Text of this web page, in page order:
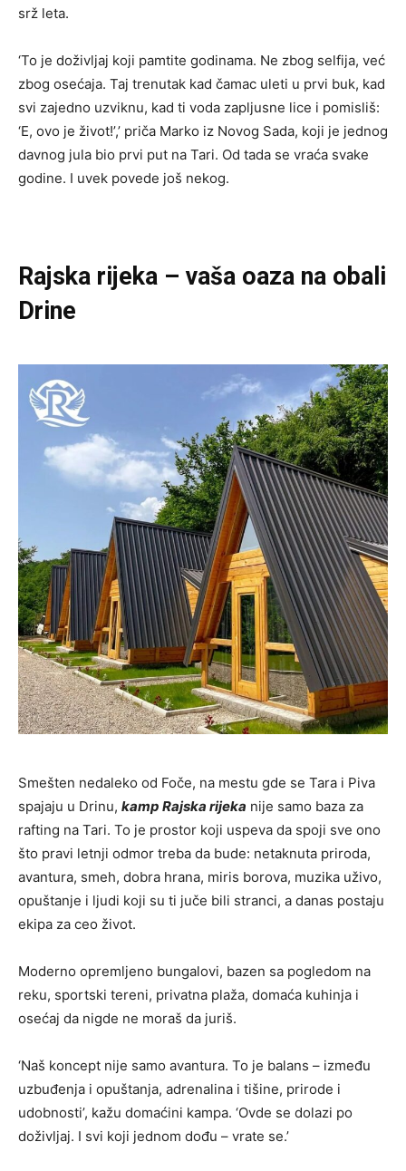
srž leta.
‘To je doživljaj koji pamtite godinama. Ne zbog selfija, već
zbog osećaja. Taj trenutak kad čamac uleti u prvi buk, kad
svi zajedno uzviknu, kad ti voda zapljusne lice i pomisliš:
‘E, ovo je život!’,’ priča Marko iz Novog Sada, koji je jednog
davnog jula bio prvi put na Tari. Od tada se vraća svake
godine. I uvek povede još nekog.
Rajska rijeka – vaša oaza na obali
Drine
Smešten nedaleko od Foče, na mestu gde se Tara i Piva
spajaju u Drinu, kamp Rajska rijeka nije samo baza za
rafting na Tari. To je prostor koji uspeva da spoji sve ono
što pravi letnji odmor treba da bude: netaknuta priroda,
avantura, smeh, dobra hrana, miris borova, muzika uživo,
opuštanje i ljudi koji su ti juče bili stranci, a danas postaju
ekipa za ceo život.
Moderno opremljeno bungalovi, bazen sa pogledom na
reku, sportski tereni, privatna plaža, domaća kuhinja i
osećaj da nigde ne moraš da juriš.
‘Naš koncept nije samo avantura. To je balans – između
uzbuđenja i opuštanja, adrenalina i tišine, prirode i
udobnosti’, kažu domaćini kampa. ‘Ovde se dolazi po
doživljaj. I svi koji jednom dođu – vrate se.’